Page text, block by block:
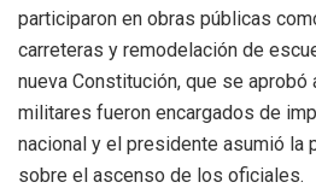
participaron en obras públicas
carreteras y remodelación de
nueva Constitución, que se
militares fueron encargados de
nacional y el presidente asumió la
sobre el ascenso de los oficiales.